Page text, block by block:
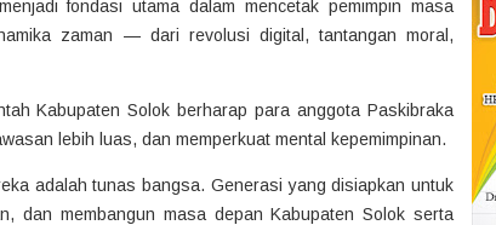
fondasi utama dalam mencetak pemimpin masa
zaman — dari revolusi digital, tantangan moral,
Kabupaten Solok berharap para anggota Paskibraka
lebih luas, dan memperkuat mental kepemimpinan.
adalah tunas bangsa. Generasi yang disiapkan untuk
dan membangun masa depan Kabupaten Solok serta